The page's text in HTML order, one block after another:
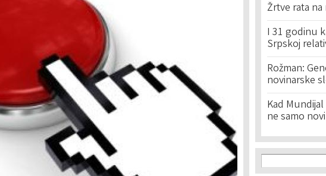
Žrtve rata
I 31 godinu
Srpskoj
Rožman:
novinarske
Kad
ne samo
Search
Search